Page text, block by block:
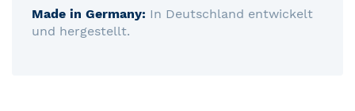
Made in Germany: In Deutschland entwickelt
und hergestellt.